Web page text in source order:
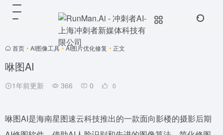
首页 • AI图像工具 • AI图片优化修复 • 正文
咻图AI
1年前更新 366 0 0
咻图AI是海南星图速云科技推出的一款面向影楼的摄影后期